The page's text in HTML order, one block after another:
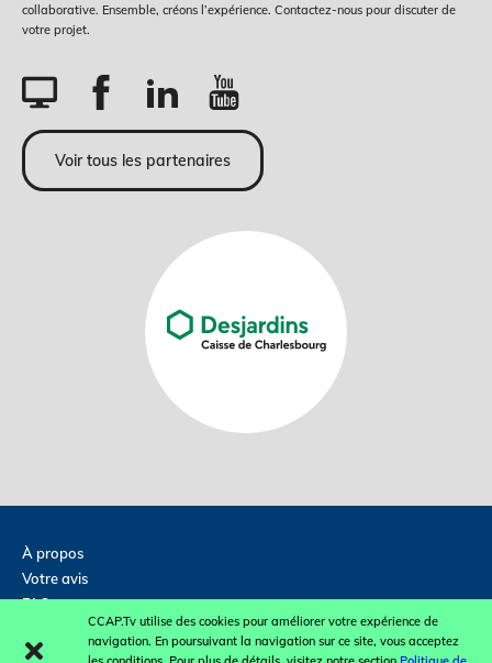
collaborative. Ensemble, créons l’expérience. Contactez-nous pour discuter de
votre projet.
Voir tous les partenaires
À propos
Votre avis
FAQ
Contactez-nous
Concours et promotions
CCAP.Tv utilise des cookies pour améliorer votre expérience de
navigation. En poursuivant la navigation sur ce site, vous acceptez